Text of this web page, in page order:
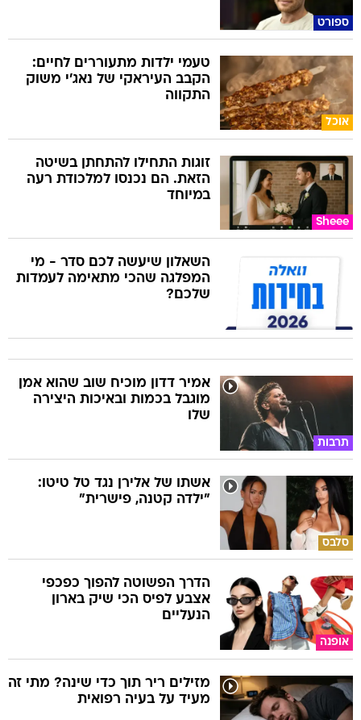
ספורט
אוכל
טעמי ילדות מתעוררים לחיים:
הקבב העיראקי של נאג׳י משוק
התקווה
Sheee
זוגות התחילו להתחתן בשיטה
הזאת. הם נכנסו למלכודת רעה
במיוחד
השאלון שיעשה לכם סדר - מי
המפלגה שהכי מתאימה לעמדות
שלכם?
תרבות
אמיר דדון מוכיח שוב שהוא אמן
מוגבל בכמות ובאיכות היצירה
שלו
סלבס
אשתו של אלירן נגד טל טיטו:
"ילדה קטנה, פישרית"
אופנה
הדרך הפשוטה להפוך כפכפי
אצבע לפיס הכי שיק בארון
הנעליים
מזילים ריר תוך כדי שינה? מתי זה
מעיד על בעיה רפואית